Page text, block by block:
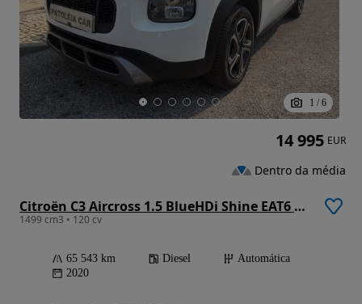
1 / 6
Citroën C3 Aircross 1.5 BlueHDi Shine EAT6 S&S
1499 cm3 • 120 cv
65 543 km Diesel
Automática
2020
14 995 EUR
Dentro da média